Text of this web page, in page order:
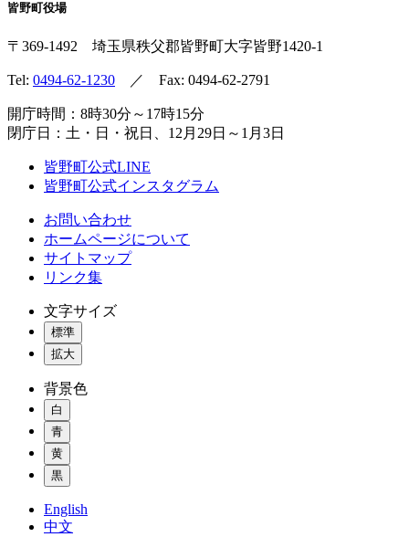
皆野町役場
〒369-1492 埼玉県秩父郡皆野町大字皆野1420-1
Tel: 0494-62-1230 ／ Fax: 0494-62-2791
開庁時間：8時30分～17時15分
閉庁日：土・日・祝日、12月29日～1月3日
皆野町公式LINE
皆野町公式インスタグラム
お問い合わせ
ホームページについて
サイトマップ
リンク集
文字サイズ
標準
拡大
背景色
白
青
黄
黒
English
中文